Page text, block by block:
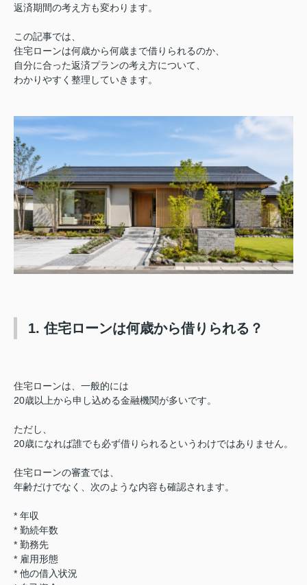
返済期間の考え方も変わります。
この記事では、
住宅ローンは何歳から何歳まで借りられるのか、
自分に合った返済プランの考え方について、
わかりやすく整理していきます。
1. 住宅ローンは何歳から借りられる？
住宅ローンは、 一般的には
20歳以上から申し込める金融機関が多いです。
ただし、
20歳になれば誰でも必ず借りられる というわけではありません。
住宅ローンの審査では、
年齢だけでなく、次のような内容も確認されます。
* 年収
* 勤続年数
* 勤務先
* 雇用形態
* 他の借入状況